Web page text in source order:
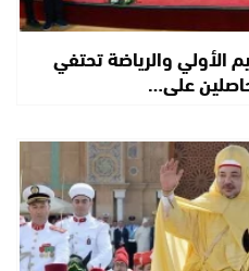
الأولي والرياضة تحتفي
على…